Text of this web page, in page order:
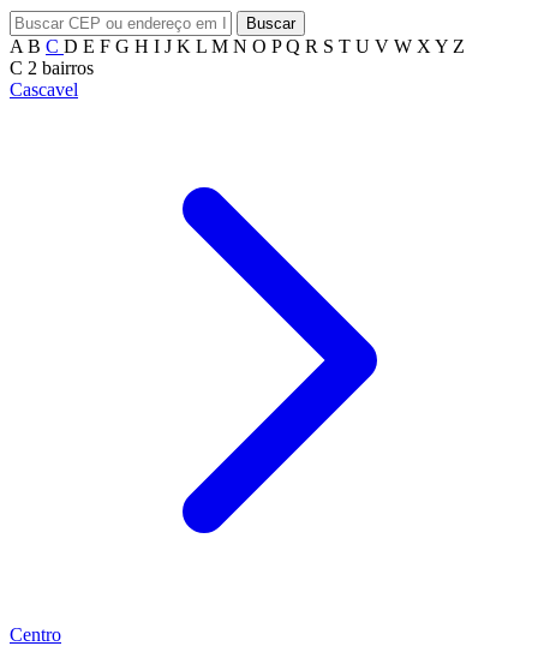
Buscar
A B C D E F G H I J K L M N O PQ R S T U V W X Y Z
C 2 bairros
Cascavel
Centro